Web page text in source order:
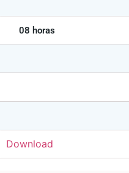
08 horas
Download